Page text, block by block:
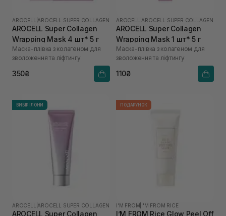
AROCELL AROCELL SUPER COLLAGEN
AROCELL Super Collagen
Wrapping Mask 4 шт* 5 г
Маска-плівка з колагеном для
зволоження та ліфтингу
350₴
AROCELL AROCELL SUPER COLLAGEN
AROCELL Super Collagen
Wrapping Mask 1 шт* 5 г
Маска-плівка з колагеном для
зволоження та ліфтингу
110₴
ВИБІР ІЛОНИ
AROCELL AROCELL SUPER COLLAGEN
AROCELL Super Collagen
ПОДАРУНОК
I'M FROM I'M FROM RICE
I’M FROM Rice Glow Peel Off